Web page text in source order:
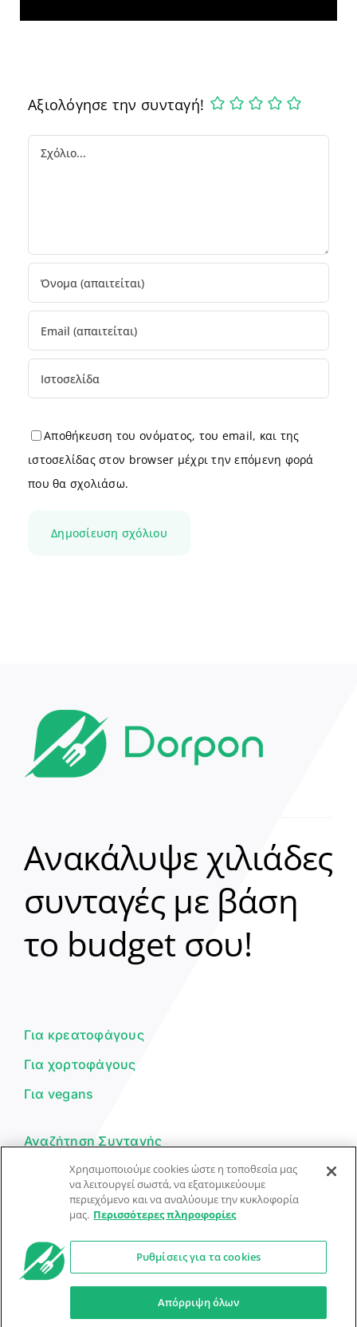
Αξιολόγησε την συνταγή!
Comment
Αποθήκευση του ονόματος, του email, και της
ιστοσελίδας στον browser μέχρι την επόμενη φορά
που θα σχολιάσω.
Ανακάλυψε χιλιάδες
συνταγές με βάση
το budget σου!
Για κρεατοφάγους
Για χορτοφάγους
Για vegans
Αναζήτηση Συνταγής
Υποβολή Συνταγής
Φόρμα Επικοινωνίας
© Dorpon • Μηχανή αναζήτησης για …καλοφαγάδες!
Προστασία Προσωπικών Δεδομένων Όροι Xρήσης
Ο βοηθός μπορεί να κάνει λάθη — ελέγξτε τις συνταγές.
Χρησιμοποιούμε cookies ώστε η τοποθεσία μας
να λειτουργεί σωστά, να εξατομικεύουμε
περιεχόμενο και να αναλύουμε την κυκλοφορία
μας. Περισσότερες πληροφορίες
Ρυθμίσεις για τα cookies
Απόρριψη όλων